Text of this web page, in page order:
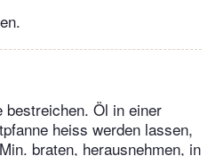
Öl in einer
heiss werden lassen,
braten, herausnehmen, in